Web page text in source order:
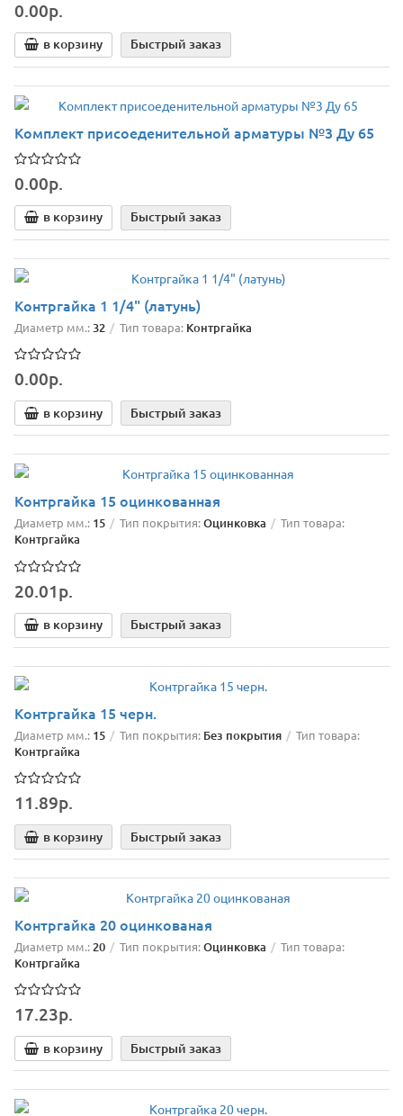
0.00р.
в корзину Быстрый заказ
Комплект присоеденительной арматуры №3 Ду 65
0.00р.
в корзину Быстрый заказ
Контргайка 1 1/4" (латунь)
Диаметр мм.:32 Тип товара: Контргайка
0.00р.
в корзину Быстрый заказ
Контргайка 15 оцинкованная
Диаметр мм.: 15 Тип покрытия:Оцинковка Тип товара:
Контргайка
20.01р.
в корзину Быстрый заказ
Контргайка 15 черн.
Диаметр мм.: 15 Тип покрытия: Без покрытия Тип товара:
Контргайка
11.89р.
в корзину Быстрый заказ
Контргайка 20 оцинкованая
Диаметр мм.:20 Тип покрытия:Оцинковка Тип товара:
Контргайка
17.23р.
в корзину Быстрый заказ